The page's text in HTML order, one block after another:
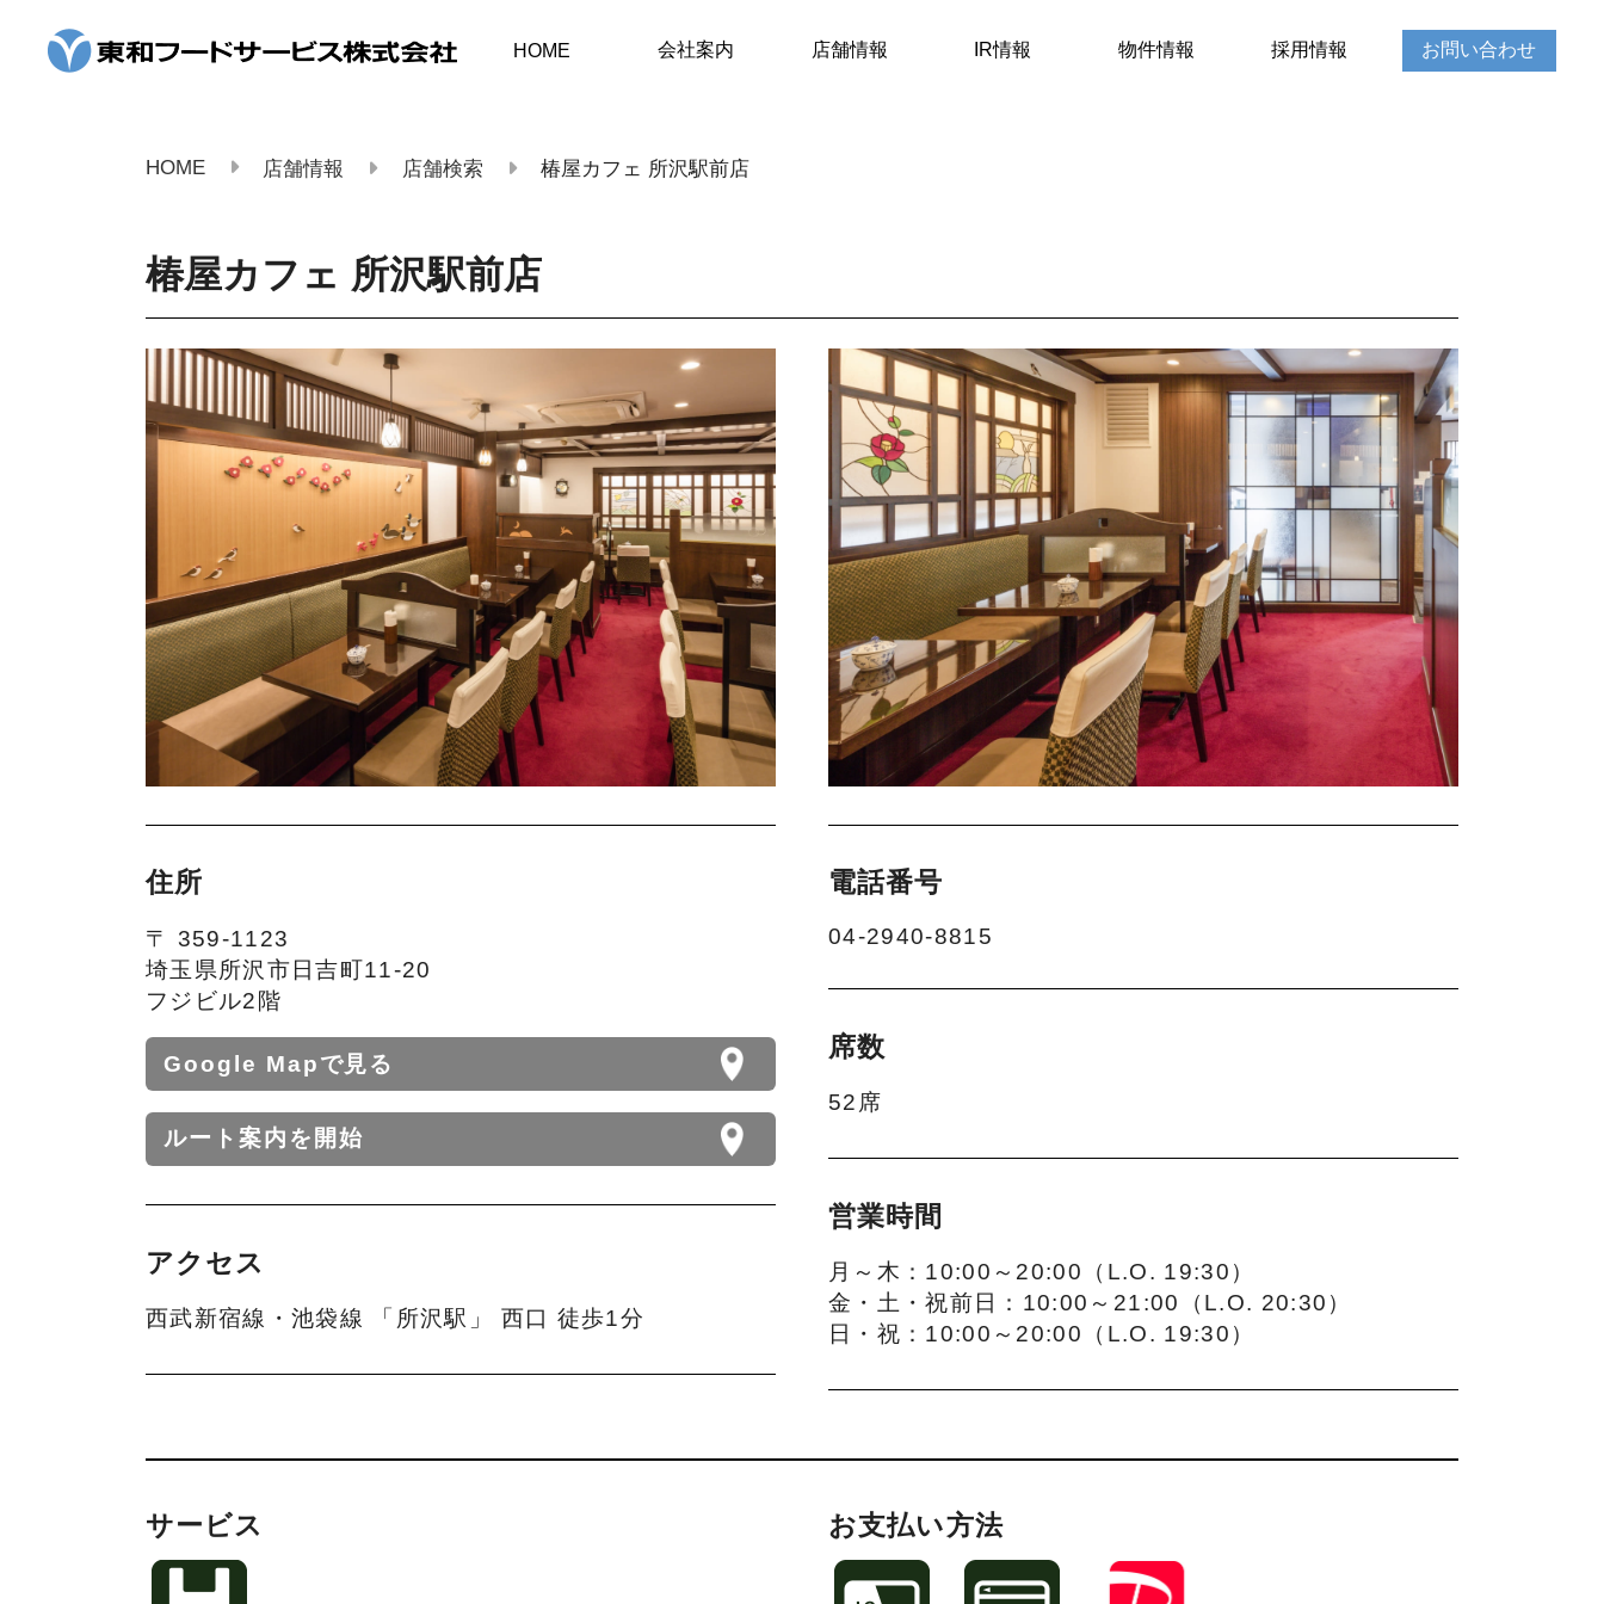
HOME 会社案内 店舗情報 IR情報 物件情報 採用情報 お問い合わせ
HOME 店舗情報 店舗検索 椿屋カフェ 所沢駅前店
椿屋カフェ 所沢駅前店
住所
〒 359-1123
埼玉県所沢市日吉町11-20
フジビル2階
Google Mapで見る
ルート案内を開始
アクセス
西武新宿線・池袋線 「所沢駅」 西口 徒歩1分
電話番号
04-2940-8815
席数
52席
営業時間
月～木：10:00～20:00（L.O. 19:30）
金・土・祝前日：10:00～21:00（L.O. 20:30）
日・祝：10:00～20:00（L.O. 19:30）
サービス お支払い方法